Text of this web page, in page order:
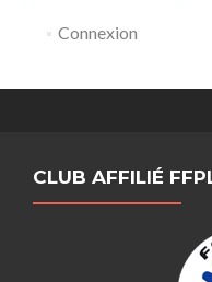
Connexion
CLUB AFFILIÉ